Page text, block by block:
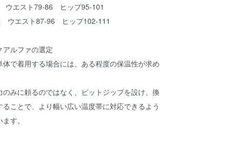
ウエスト79-86 ヒップ95-101
ウエスト87-96 ヒップ102-111
ルファの選定
体で着用する場合には、ある程度の保温性が求め
のみに頼るのではなく、ピットジップを設け、換
ことで、より幅い広い温度帯に対応できるよう
す。